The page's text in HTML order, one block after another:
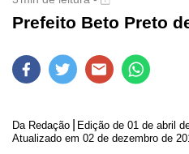
Prefeito Beto Preto
Da Redação Edição de 01 de abril
Atualizado em 02 de dezembro de